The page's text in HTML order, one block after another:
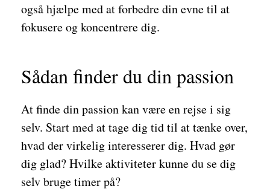
også hjælpe med at forbedre din evne til at
fokusere og koncentrere dig.
Sådan finder du din passion
At finde din passion kan være en rejse i sig
selv. Start med at tage dig tid til at tænke over,
hvad der virkelig interesserer dig. Hvad gør
dig glad? Hvilke aktiviteter kunne du se dig
selv bruge timer på?